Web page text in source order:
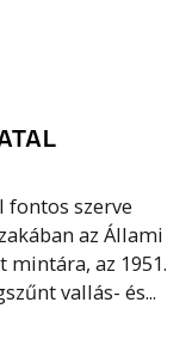
szerve
az Állami
mintára, az 1951.
vallás- és...